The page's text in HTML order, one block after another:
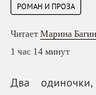
РОМАН И ПРОЗА
Читает Марина
1 час 14 минут
Два